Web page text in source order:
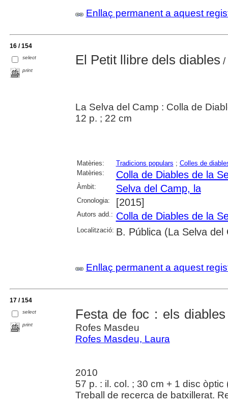
Enllaç permanent a aquest
16 / 154
select
print
El Petit llibre dels diables /
La Selva del Camp : Colla de
12 p. ; 22 cm
Matèries: Tradicions populars ; Colles de
Matèries:
Colla de Diables de la
Àmbit: Selva del Camp, la
Cronologia: [2015]
Autors add.: Colla de Diables de la
Localització: B. Pública (La Selva del
Enllaç permanent a aquest
17 / 154
select
print
Festa de foc : els
Rofes Masdeu
Rofes Masdeu, Laura
2010
57 p. : il. col. ; 30 cm + 1 disc òptic
Treball de recerca de batxillerat.